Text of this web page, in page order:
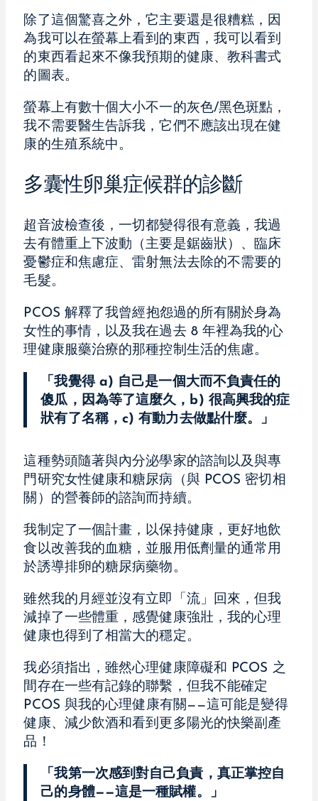
除了這個驚喜之外，它主要還是很糟糕，因
為我可以在螢幕上看到的東西，我可以看到
的東西看起來不像我預期的健康、教科書式
的圖表。
螢幕上有數十個大小不一的灰色/黑色斑點，
我不需要醫生告訴我，它們不應該出現在健
康的生殖系統中。
多囊性卵巢症候群的診斷
超音波檢查後，一切都變得很有意義，我過
去有體重上下波動（主要是鋸齒狀）、臨床
憂鬱症和焦慮症、雷射無法去除的不需要的
毛髮。
PCOS 解釋了我曾經抱怨過的所有關於身為
女性的事情，以及我在過去 8 年裡為我的心
理健康服藥治療的那種控制生活的焦慮。
「我覺得 a) 自己是一個大而不負責任的
傻瓜，因為等了這麼久，b) 很高興我的症
狀有了名稱，c) 有動力去做點什麼。」
這種勢頭隨著與內分泌學家的諮詢以及與專
門研究女性健康和糖尿病（與 PCOS 密切相
關）的營養師的諮詢而持續。
我制定了一個計畫，以保持健康，更好地飲
食以改善我的血糖，並服用低劑量的通常用
於誘導排卵的糖尿病藥物。
雖然我的月經並沒有立即「流」回來，但我
減掉了一些體重，感覺健康強壯，我的心理
健康也得到了相當大的穩定。
我必須指出，雖然心理健康障礙和 PCOS 之
間存在一些有記錄的聯繫，但我不能確定
PCOS 與我的心理健康有關——這可能是變得
健康、減少飲酒和看到更多陽光的快樂副產
品！
「我第一次感到對自己負責，真正掌控自
己的身體——這是一種賦權。」